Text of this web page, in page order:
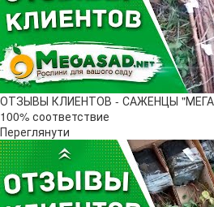
ОТЗЫВЫ КЛИЕНТОВ - САЖЕНЦЫ
100% соответствие
Переглянути